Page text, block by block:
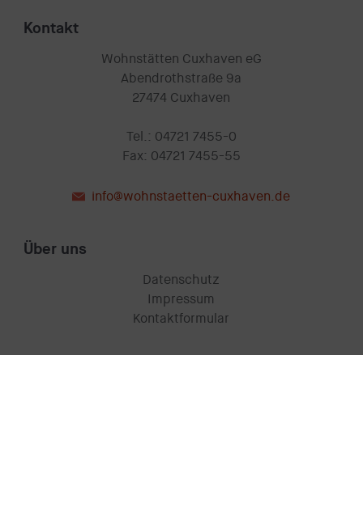
Kontakt
Wohnstätten Cuxhaven eG
Abendrothstraße 9a
27474 Cuxhaven
Tel.: 04721 7455-0
Fax: 04721 7455-55
info@wohnstaetten-cuxhaven.de
Über uns
Datenschutz
Impressum
Kontaktformular